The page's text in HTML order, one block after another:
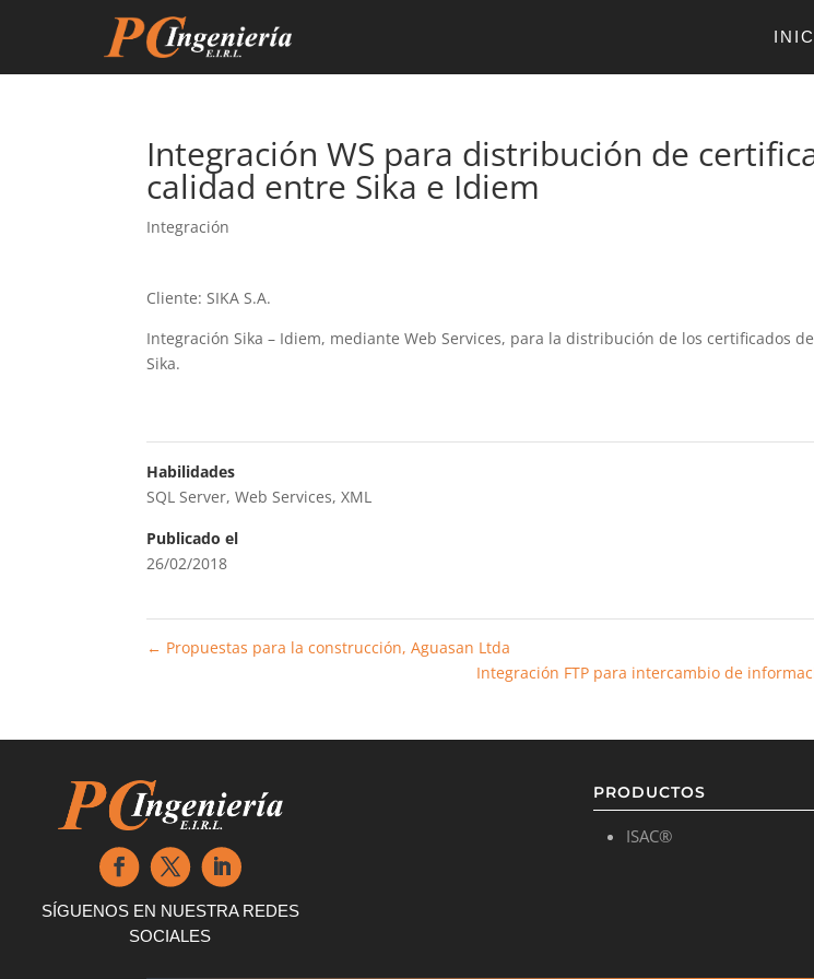
Integración WS para distribución de
calidad entre Sika e Idiem
Integración
Cliente: SIKA S.A.
Integración Sika – Idiem, mediante Web Services, para la distribución de los certificados
Sika.
Habilidades
SQL Server,Web Services,XML
Publicado el
26/02/2018
← Propuestas para la construcción, Aguasan Ltda
Integración FTP para intercambio de
SÍGUENOS EN NUESTRA REDES
SOCIALES
PRODUCTOS
ISAC®